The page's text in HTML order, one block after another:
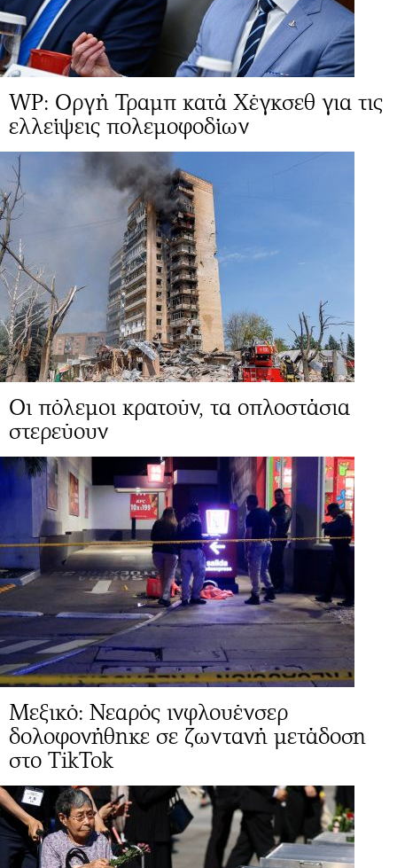
WP: Οργή Τραμπ κατά Χέγκσεθ για τις
ελλείψεις πολεμοφοδίων
Οι πόλεμοι κρατούν, τα οπλοστάσια
στερεύουν
Μεξικό: Νεαρός ινφλουένσερ
δολοφονήθηκε σε ζωντανή μετάδοση
στο TikTok